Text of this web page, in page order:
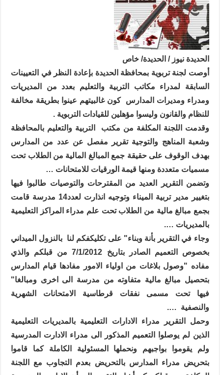
الحديدة نيوز / الحديدة/ خاص
أوصت لجنة تربوية بمحافظة الحديدة بإعادة النظر في التعيينات
السابقة لمدراء مكاتب التربية والتعليم بعدد من المديريات
ومدراء ومديرات المدارس
كون غالبيتهم عينوا بطريقة مخالفة
للنظام والقانون وليسوا مؤهلين للقيادات التربوية .
وقدمت اللجنة المكلفة من مكتب
التربية والتعليم بالمحافظة
وشعبة المناهج والتوجية تقرير مفصل عن عدد من المدارس
بهدف الوقوف على حقيقة جمع المبالغ المالية من الطلاب تحت
مسميات متعددة ومنها قيمة الورقيات للامتحانات …
وتضمن التقرير العديد من المقترحات والتوصيات طالبوا فيها
بتغيير مدير تربية الميناء وتوجيه انذارت لعدد14 مدرسة قامت
بجمع مبالغ مالية من الطلاب تحت علم مدراء المراكز التعليمية
بالمديريات ….
وجاء في التقرير بأنة وبناء" على تكليكفكم لنا
بالنزول الميداني
بخصوص التعميم الصادر بتاريخ 7/1/2012 من قبلكم والذي
مفاده "وصول بلاغات من اولياء الامور مفادها قيام المدارس
بتحصيل مبالغ مالية متفاوته من مدرسة الى اخرى ومبالغا"
فيها تحت مسمى نفقات قرطاسية الامتحانات الشهرية
والنصفية ….
وحمل التقرير مدراء الادارات التعليمية بالمديريات التعليمية
الذين لم يوصلوا التعميم المذكور الى مدراء الادارت المدرسية
ولم يقوموا بواجبهم ونحملها المسئولية الكاملة كما قاموا
بتحريض مدراء المدارس بالتحريض بعدم التجاوب مع اللجنة